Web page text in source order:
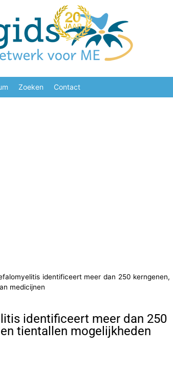
Zoeken Contact
identificeert meer dan 250 kerngenen,
medicijnen
identificeert meer dan 250
tientallen mogelijkheden